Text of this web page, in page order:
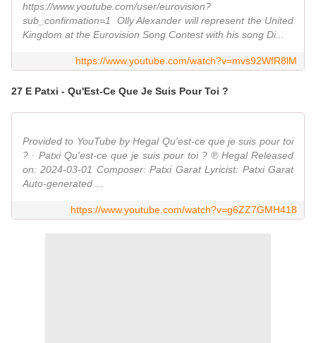
https://www.youtube.com/user/eurovision?
sub_confirmation=1 ​ Olly Alexander will represent the United
Kingdom at the Eurovision Song Contest with his song Di...
https://www.youtube.com/watch?v=mvs92WfR8lM
27 E Patxi - Qu'Est-Ce Que Je Suis Pour Toi ?
Provided to YouTube by Hegal Qu'est-ce que je suis pour toi
? · Patxi Qu'est-ce que je suis pour toi ? ℗ Hegal Released
on: 2024-03-01 Composer: Patxi Garat Lyricist: Patxi Garat
Auto-generated ...
https://www.youtube.com/watch?v=g6ZZ7GMH418